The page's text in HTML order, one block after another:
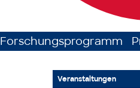
Forschungsprogramm
Veranstaltungen